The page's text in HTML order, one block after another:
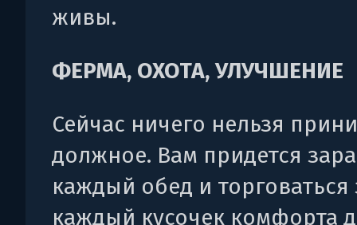
живы.
ФЕРМА, ОХОТА, УЛУЧШЕНИЕ
Сейчас ничего нельзя
должное. Вам придется
каждый обед и торговаться
каждый кусочек комфорта